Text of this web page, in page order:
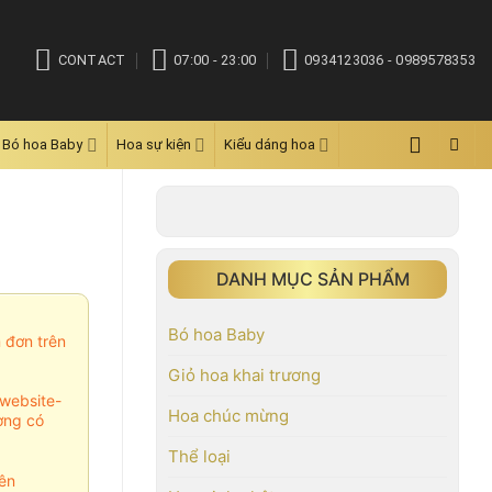
CONTACT 07:00 - 23:00 0934123036 - 0989578353
Bó hoa Baby Hoa sự kiện Kiểu dáng hoa
DANH MỤC SẢN PHẨM
Bó hoa Baby
Giỏ hoa khai trương
Hoa chúc mừng
Thể loại
đơn trên
có